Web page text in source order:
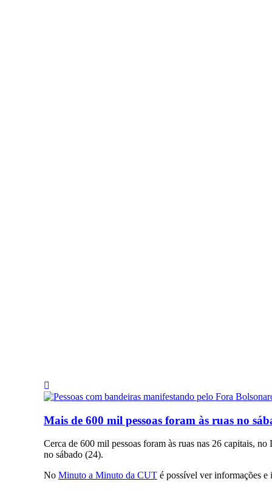
Mais de 600 mil pessoas foram às ruas no
Cerca de 600 mil pessoas foram às ruas nas 26 capitais,
no sábado (24).
No Minuto a Minuto da CUT é possível ver informações e